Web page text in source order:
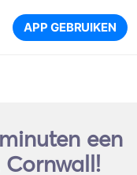
APP GEBRUIKEN
een